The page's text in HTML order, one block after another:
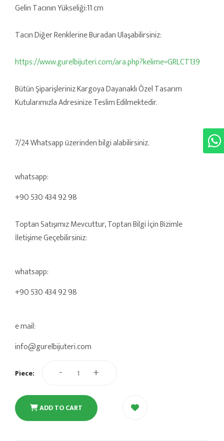
Gelin Tacının Yükseliği:11 cm
Tacın Diğer Renklerine Buradan Ulaşabilirsiniz:
https://www.gurelbijuteri.com/ara.php?kelime=GRLCT139
Bütün Şiparişleriniz Kargoya Dayanaklı Özel Tasarım
Kutularımızla Adresinize Teslim Edilmektedir.
7/24 Whatsapp üzerinden bilgi alabilirsiniz.
whatsapp:
+90 530 434 92 98
Toptan Satışımız Mevcuttur, Toptan Bilgi İçin Bizimle
İletişime Geçebilirsiniz:
whatsapp:
+90 530 434 92 98
e mail:
info@gurelbijuteri.com
Piece: - +
ADD TO CART